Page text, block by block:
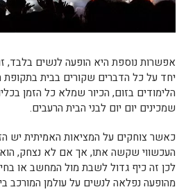
אפשרות נוספת היא הופעה לנשים בלבד,
יחד על כל הדברים שקורים בבית בתקופת
הלימודים בזום, הכיור שמלא כל הזמן
שמכינים יום יום לבני הבית הרעבים.
כאשר צוחקים על המציאות האמיתית יש
העכשווי שקשה אתו, אך אם לא נצחק, הוא
לכן זה כיף גדול לשבת מול המחשב או
מהופעה נפלאה לנשים על עולמן המורכב